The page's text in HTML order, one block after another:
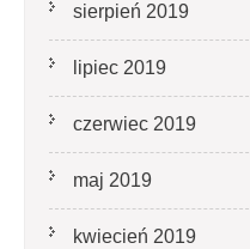
sierpień 2019
lipiec 2019
czerwiec 2019
maj 2019
kwiecień 2019